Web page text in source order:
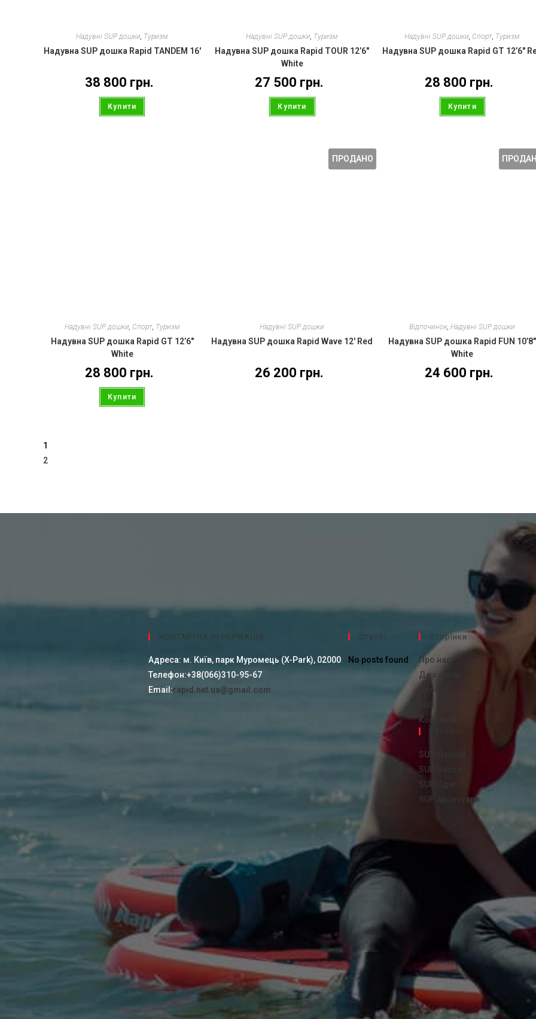
Надувні SUP дошки, Туризм
Надувна SUP дошка Rapid TANDEM 16′
грн.
38 800
Купити
Надувні SUP дошки, Туризм
Надувна SUP дошка Rapid TOUR 12’6″
White
грн.
27 500
Купити
Надувні SUP дошки, Спорт, Туризм
Надувна SUP дошка Rapid GT 12’6″
грн.
28 800
Купити
Надувні SUP дошки Спорт, Туризм
Надувна SUP дошка Rapid GT 12’6″
White
грн.
28 800
Купити
ПРОДАНО
Надувні SUP дошки
Надувна SUP дошка Rapid Wave 12′ Red
грн.
26 200
Відпочинок ,Надувні SUP дошки
Надувна SUP дошка Rapid FUN 10’8″
White
грн.
24 600
1
2
КОНТАКТНА ІНФОРМАЦІЯ
Адреса: м. Київ, парк Муромець (X-Park), 02000
Телефон:+38(066)310-95-67
Email:rapid.net.ua@gmail.com
Cтатті
No posts found.
Сторінки
Про нас
Де купити
FAQ
Контакти
SUP Дошки
SUP Весла
SUP Одяг
SUP Аксесуари